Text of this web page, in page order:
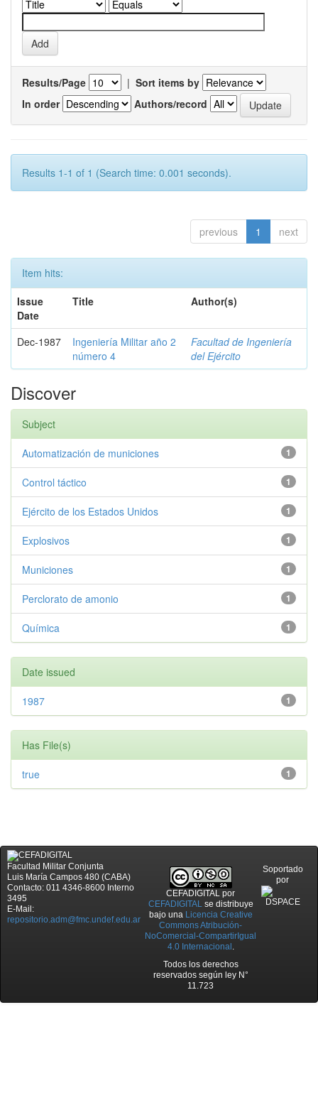
Results/Page | Sort items by
In order
Authors/record
Results 1-1 of 1 (Search time: 0.001 seconds).
previous 1 next
Item hits:
Issue
Date
Title Author(s)
Dec-1987
Ingeniería Militar año 2
número 4
Facultad de Ingeniería
del Ejército
Discover
Subject
1
Automatización de municiones
1
Control táctico
1
Ejército de los Estados Unidos
1
Explosivos
1
Municiones
1
Perclorato de amonio
1
Química
Date issued
1
1987
Has File(s)
1
true
Facultad Militar Conjunta
Luis María Campos 480 (CABA)
Contacto: 011 4346-8600 Interno
3495
E-Mail:
repositorio.adm@fmc.undef.edu.ar
CEFADIGITAL por
CEFADIGITALse distribuye
bajo una Licencia Creative
Commons Atribución-
NoComercial-CompartirIgual
4.0 Internacional .
Todos los derechos
reservados según ley N°
11.723
Soportado
por